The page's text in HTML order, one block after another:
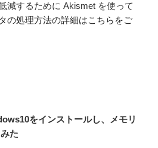
減するために Akismet を使って
の処理方法の詳細はこちらをご
をインストールし、メモリ
た